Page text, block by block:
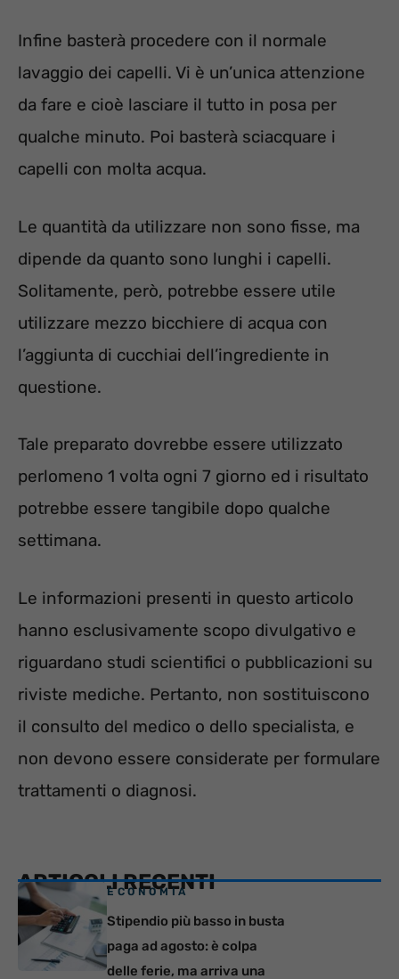
Infine basterà procedere con il normale
lavaggio dei capelli. Vi è un’unica attenzione
da fare e cioè lasciare il tutto in posa per
qualche minuto. Poi basterà sciacquare i
capelli con molta acqua.
Le quantità da utilizzare non sono fisse, ma
dipende da quanto sono lunghi i capelli.
Solitamente, però, potrebbe essere utile
utilizzare mezzo bicchiere di acqua con
l’aggiunta di cucchiai dell’ingrediente in
questione.
Tale preparato dovrebbe essere utilizzato
perlomeno 1 volta ogni 7 giorno ed i risultato
potrebbe essere tangibile dopo qualche
settimana.
Le informazioni presenti in questo articolo
hanno esclusivamente scopo divulgativo e
riguardano studi scientifici o pubblicazioni su
riviste mediche. Pertanto, non sostituiscono
il consulto del medico o dello specialista, e
non devono essere considerate per formulare
trattamenti o diagnosi.
ARTICOLI RECENTI
ECONOMIA
Stipendio più basso in busta
paga ad agosto: è colpa
delle ferie, ma arriva una